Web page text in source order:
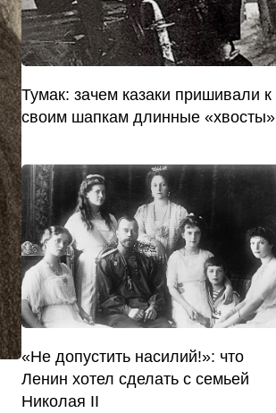
Тумак: зачем казаки пришивали к
своим шапкам длинные «хвосты»
«Не допустить насилий!»: что
Ленин хотел сделать с семьей
Николая II